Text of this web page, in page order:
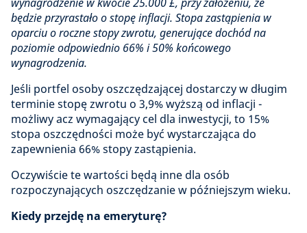
będzie przyrastało o stopę inflacji. Stopa zastąpienia w
oparciu o roczne stopy zwrotu, generujące dochód na
poziomie odpowiednio 66% i 50% końcowego
wynagrodzenia.
Jeśli portfel osoby oszczędzającej dostarczy w długim
terminie stopę zwrotu o 3,9% wyższą od inflacji -
możliwy acz wymagający cel dla inwestycji, to 15%
stopa oszczędności może być wystarczająca do
zapewnienia 66% stopy zastąpienia.
Oczywiście te wartości będą inne dla osób
rozpoczynających oszczędzanie w późniejszym wieku.
Kiedy przejdę na emeryturę?